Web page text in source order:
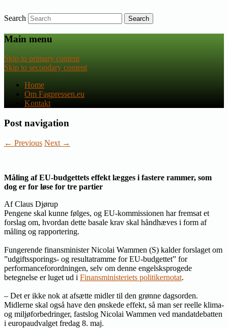
Fagpressen.eu
Nyheder om dansk EU-politik
Search
Main menu
Skip to primary content
Skip to secondary content
Home
Om Fagpressen.eu
Kontakt
Post navigation
← Previous Next →
Måling af EU-budgettets effekt lægges i fastere rammer, som
dog er for løse for tre partier
Af Claus Djørup
Pengene skal kunne følges, og EU-kommissionen har fremsat et
forslag om, hvordan dette basale krav skal håndhæves i form af
måling og rapportering.
Fungerende finansminister Nicolai Wammen (S) kalder forslaget om
”udgiftssporings- og resultatramme for EU-budgettet” for
performanceforordningen, selv om denne engelsksprogede
betegnelse er luget ud i Finansministeriets politikernotat.
– Det er ikke nok at afsætte midler til den grønne dagsorden.
Midlerne skal også have den ønskede effekt, så man ser reelle klima-
og miljøforbedringer, fastslog Nicolai Wammen ved mandatdebatten
i europaudvalget fredag 8. maj.